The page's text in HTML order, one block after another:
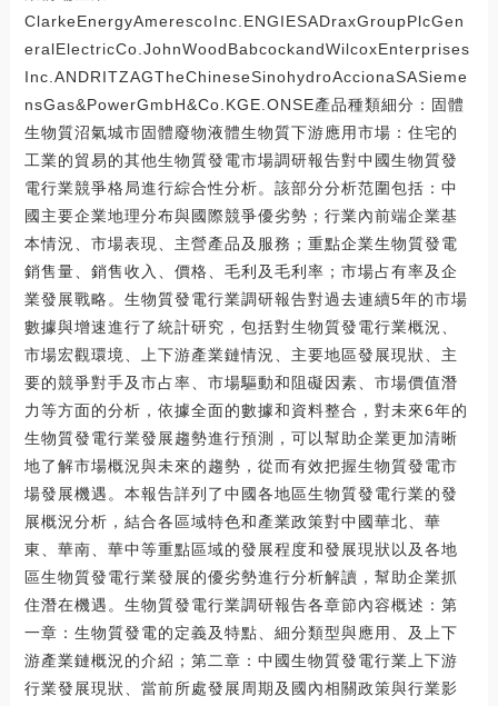
ClarkeEnergyAmerescoInc.ENGIESADraxGroupPlcGen
eralElectricCo.JohnWoodBabcockandWilcoxEnterprises
Inc.ANDRITZAGTheChineseSinohydroAccionaSASieme
nsGas&PowerGmbH&Co.KGE.ONSE產品種類細分：固體
生物質沼氣城市固體廢物液體生物質下游應用市場：住宅的
工業的貿易的其他生物質發電市場調研報告對中國生物質發
電行業競爭格局進行綜合性分析。該部分分析范圍包括：中
國主要企業地理分布與國際競爭優劣勢；行業內前端企業基
本情況、市場表現、主營產品及服務；重點企業生物質發電
銷售量、銷售收入、價格、毛利及毛利率；市場占有率及企
業發展戰略。生物質發電行業調研報告對過去連續5年的市場
數據與增速進行了統計研究，包括對生物質發電行業概況、
市場宏觀環境、上下游產業鏈情況、主要地區發展現狀、主
要的競爭對手及市占率、市場驅動和阻礙因素、市場價值潛
力等方面的分析，依據全面的數據和資料整合，對未來6年的
生物質發電行業發展趨勢進行預測，可以幫助企業更加清晰
地了解市場概況與未來的趨勢，從而有效把握生物質發電市
場發展機遇。本報告詳列了中國各地區生物質發電行業的發
展概況分析，結合各區域特色和產業政策對中國華北、華
東、華南、華中等重點區域的發展程度和發展現狀以及各地
區生物質發電行業發展的優劣勢進行分析解讀，幫助企業抓
住潛在機遇。生物質發電行業調研報告各章節內容概述：第
一章：生物質發電的定義及特點、細分類型與應用、及上下
游產業鏈概況的介紹；第二章：中國生物質發電行業上下游
行業發展現狀、當前所處發展周期及國內相關政策與行業影